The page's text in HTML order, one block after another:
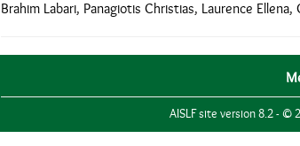
Brahim Labari, Panagiotis Christias, Laurence
AISLF site version 8.2 - ©